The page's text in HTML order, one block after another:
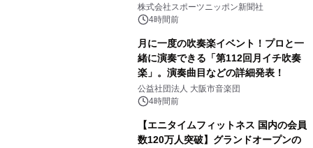
株式会社スポーツニッポン新聞社
4時間前
月に一度の吹奏楽イベント！プロと一
緒に演奏できる「第112回月イチ吹奏
楽」。演奏曲目などの詳細発表！
公益社団法人 大阪市音楽団
4時間前
【エニタイムフィットネス 国内の会員
数120万人突破】グランドオープンの